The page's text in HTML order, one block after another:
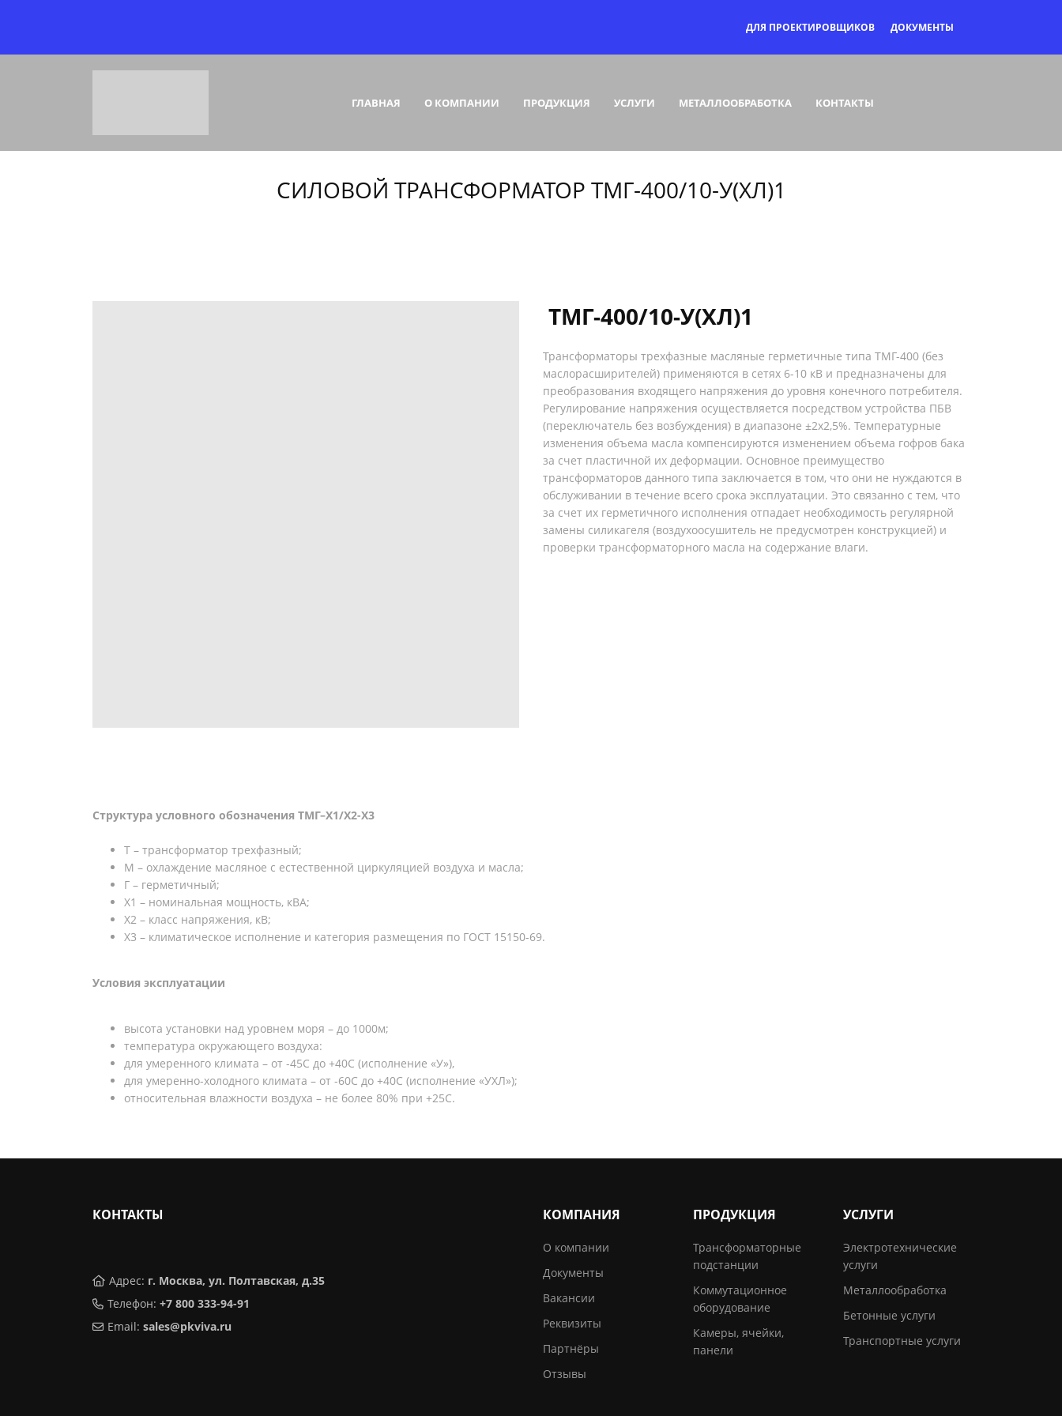
ДЛЯ ПРОЕКТИРОВЩИКОВ ДОКУМЕНТЫ
ГЛАВНАЯ О КОМПАНИИ ПРОДУКЦИЯ УСЛУГИ МЕТАЛЛООБРАБОТКА КОНТАКТЫ
СИЛОВОЙ ТРАНСФОРМАТОР ТМГ-400/10-У(ХЛ)1
ТМГ-400/10-У(ХЛ)1
Трансформаторы трехфазные масляные герметичные типа ТМГ-400 (без
маслорасширителей) применяются в сетях 6-10 кВ и предназначены для
преобразования входящего напряжения до уровня конечного потребителя.
Регулирование напряжения осуществляется посредством устройства ПБВ
(переключатель без возбуждения) в диапазоне ±2х2,5%. Температурные
изменения объема масла компенсируются изменением объема гофров бака
за счет пластичной их деформации. Основное преимущество
трансформаторов данного типа заключается в том, что они не нуждаются в
обслуживании в течение всего срока эксплуатации. Это связанно с тем, что
за счет их герметичного исполнения отпадает необходимость регулярной
замены силикагеля (воздухоосушитель не предусмотрен конструкцией) и
проверки трансформаторного масла на содержание влаги.
Структура условного обозначения ТМГ–X1/X2-X3
Т – трансформатор трехфазный;
М – охлаждение масляное с естественной циркуляцией воздуха и масла;
Г – герметичный;
Х1 – номинальная мощность, кВА;
X2 – класс напряжения, кВ;
X3 – климатическое исполнение и категория размещения по ГОСТ 15150-69.
Условия эксплуатации
высота установки над уровнем моря – до 1000м;
температура окружающего воздуха:
для умеренного климата – от -45С до +40С (исполнение «У»),
для умеренно-холодного климата – от -60С до +40С (исполнение «УХЛ»);
относительная влажности воздуха – не более 80% при +25С.
КОНТАКТЫ
Адрес: г. Москва, ул. Полтавская, д.35
Телефон: +7 800 333-94-91
Email: sales@pkviva.ru
КОМПАНИЯ
О компании
Документы
Вакансии
Реквизиты
Партнёры
Отзывы
ПРОДУКЦИЯ
Трансформаторные
подстанции
Коммутационное
оборудование
Камеры, ячейки,
панели
УСЛУГИ
Электротехнические
услуги
Металлообработка
Бетонные услуги
Транспортные услуги